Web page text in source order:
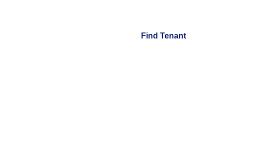
Find Tenant